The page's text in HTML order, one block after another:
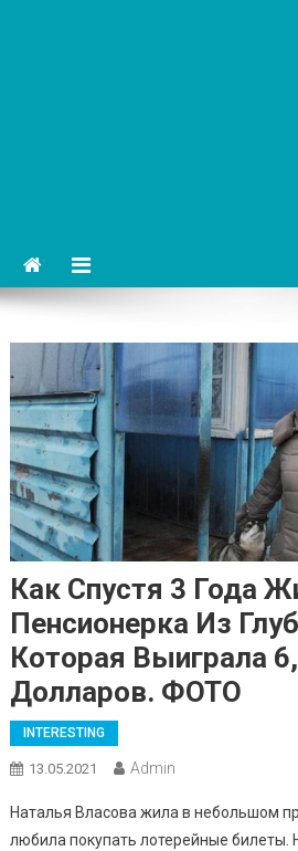
Как Спустя 3 Года
Пенсионерка Из
Которая Выиграла
Долларов. ФОТО
INTERESTING
13.05.2021 Admin
Наталья Власова жила в небольшом
любила покупать лотерейные билеты.